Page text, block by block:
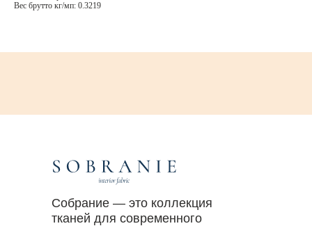
Вес брутто кг/мп: 0.3219
Собрание — это коллекция
тканей для современного